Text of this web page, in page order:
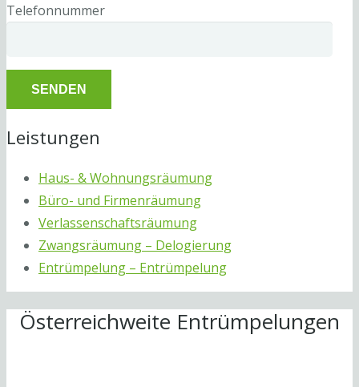
Telefonnummer
Leistungen
Haus- & Wohnungsräumung
Büro- und Firmenräumung
Verlassenschaftsräumung
Zwangsräumung – Delogierung
Entrümpelung – Entrümpelung
Österreichweite Entrümpelungen